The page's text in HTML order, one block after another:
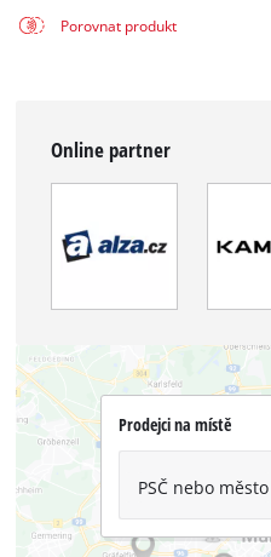
Porovnat produkt
Online partner
Prodejci na místě
PSČ nebo město